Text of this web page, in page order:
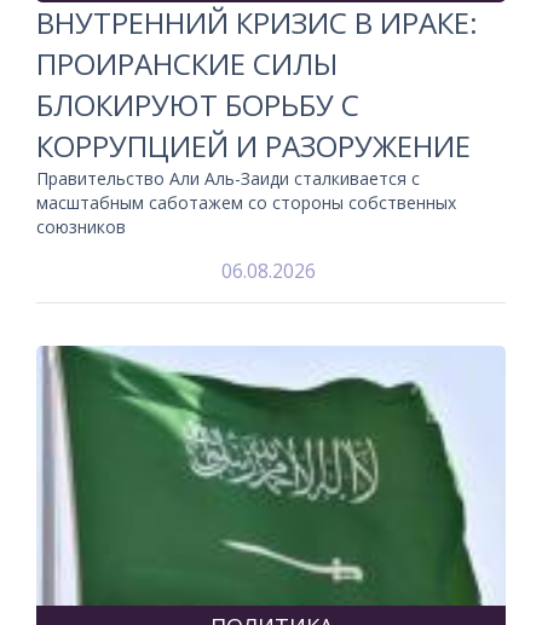
ВНУТРЕННИЙ КРИЗИС В ИРАКЕ:
ПРОИРАНСКИЕ СИЛЫ
БЛОКИРУЮТ БОРЬБУ С
КОРРУПЦИЕЙ И РАЗОРУЖЕНИЕ
Правительство Али Аль-Заиди сталкивается с
масштабным саботажем со стороны собственных
союзников
06.08.2026